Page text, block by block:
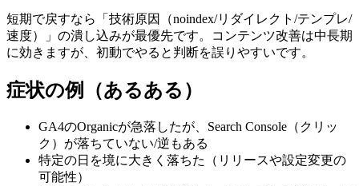
短期で戻すなら「技術原因（noindex/リダイレクト/テンプレ/
速度）」の潰し込みが最優先です。コンテンツ改善は中長期
に効きますが、初動でやると判断を誤りやすいです。
症状の例（あるある）
GA4のOrganicが急落したが、Search Console（クリッ
ク）が落ちていない/逆もある
特定の日を境に大きく落ちた（リリースや設定変更の
可能性）